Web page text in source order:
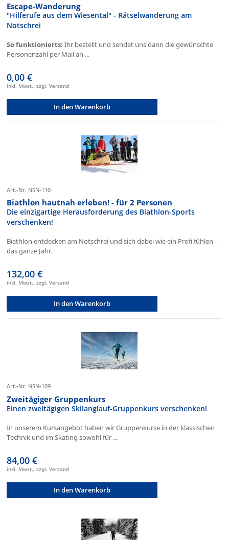
Escape-Wanderung
"Hilferufe aus dem Wiesental" - Rätselwanderung am
Notschrei
So funktionierts: Ihr bestellt und sendet uns dann die gewünschte
Personenzahl per Mail an ...
0,00 €
inkl. Mwst., zzgl. Versand
In den Warenkorb
Art.-Nr. NSN-110
Biathlon hautnah erleben! - für 2 Personen
Die einzigartige Herausforderung des Biathlon-Sports
verschenken!
Biathlon entdecken am Notschrei und sich dabei wie ein Profi fühlen -
das ganze Jahr.
132,00 €
inkl. Mwst., zzgl. Versand
In den Warenkorb
Art.-Nr. NSN-109
Zweitägiger Gruppenkurs
Einen zweitägigen Skilanglauf-Gruppenkurs verschenken!
In unserem Kursangebot haben wir Gruppenkurse in der klassischen
Technik und im Skating sowohl für ...
84,00 €
inkl. Mwst., zzgl. Versand
In den Warenkorb